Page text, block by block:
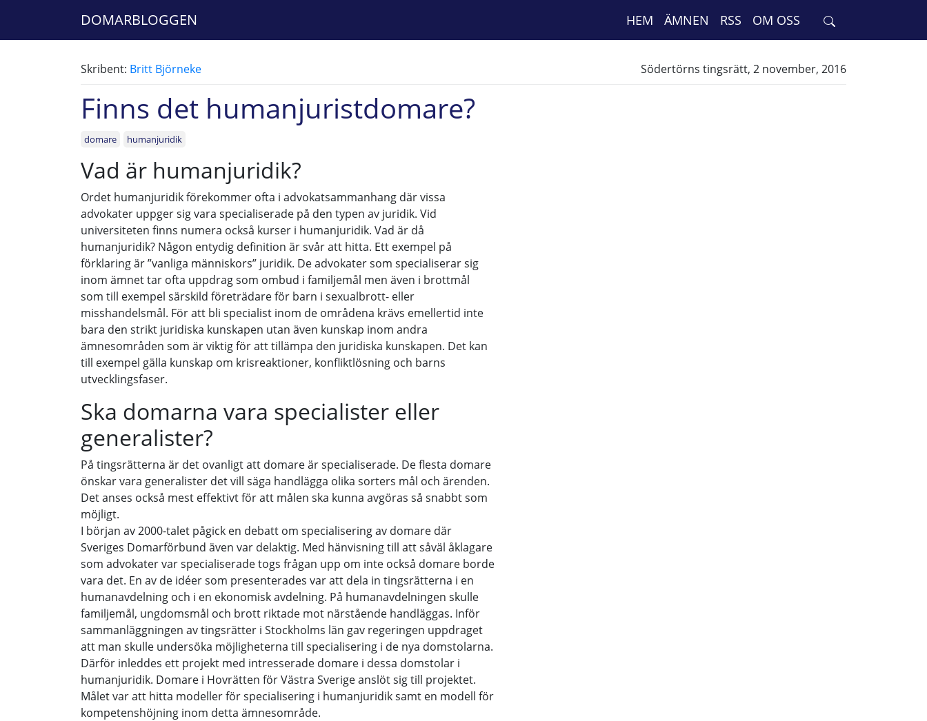
DOMARBLOGGEN HEM ÄMNEN RSS OM OSS
Skribent: Britt Björneke Södertörns tingsrätt, 2 november, 2016
Finns det humanjuristdomare?
domare humanjuridik
Vad är humanjuridik?
Ordet humanjuridik förekommer ofta i advokatsammanhang där vissa
advokater uppger sig vara specialiserade på den typen av juridik. Vid
universiteten finns numera också kurser i humanjuridik. Vad är då
humanjuridik? Någon entydig definition är svår att hitta. Ett exempel på
förklaring är ”vanliga människors” juridik. De advokater som specialiserar sig
inom ämnet tar ofta uppdrag som ombud i familjemål men även i brottmål
som till exempel särskild företrädare för barn i sexualbrott- eller
misshandelsmål. För att bli specialist inom de områdena krävs emellertid inte
bara den strikt juridiska kunskapen utan även kunskap inom andra
ämnesområden som är viktig för att tillämpa den juridiska kunskapen. Det kan
till exempel gälla kunskap om krisreaktioner, konfliktlösning och barns
utvecklingsfaser.
Ska domarna vara specialister eller
generalister?
På tingsrätterna är det ovanligt att domare är specialiserade. De flesta domare
önskar vara generalister det vill säga handlägga olika sorters mål och ärenden.
Det anses också mest effektivt för att målen ska kunna avgöras så snabbt som
möjligt.
I början av 2000-talet pågick en debatt om specialisering av domare där
Sveriges Domarförbund även var delaktig. Med hänvisning till att såväl åklagare
som advokater var specialiserade togs frågan upp om inte också domare borde
vara det. En av de idéer som presenterades var att dela in tingsrätterna i en
humanavdelning och i en ekonomisk avdelning. På humanavdelningen skulle
familjemål, ungdomsmål och brott riktade mot närstående handläggas. Inför
sammanläggningen av tingsrätter i Stockholms län gav regeringen uppdraget
att man skulle undersöka möjligheterna till specialisering i de nya domstolarna.
Därför inleddes ett projekt med intresserade domare i dessa domstolar i
humanjuridik. Domare i Hovrätten för Västra Sverige anslöt sig till projektet.
Målet var att hitta modeller för specialisering i humanjuridik samt en modell för
kompetenshöjning inom detta ämnesområde.